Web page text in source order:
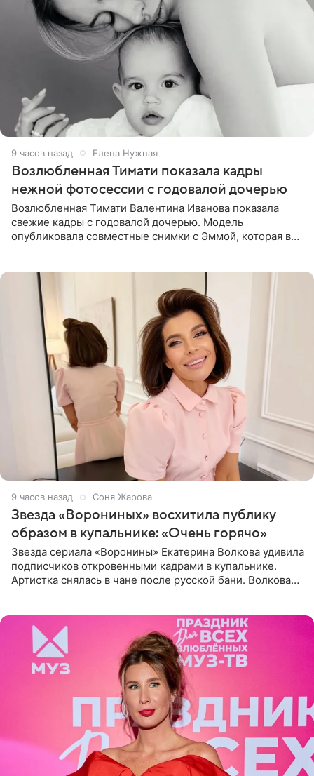
9 часов назад Елена Нужная
Возлюбленная Тимати показала кадры
нежной фотосессии с годовалой дочерью
Возлюбленная Тимати Валентина Иванова показала
свежие кадры с годовалой дочерью. Модель
опубликовала совместные снимки с Эммой, которая в
9 часов назад Соня Жарова
Звезда «Ворониных» восхитила публику
образом в купальнике: «Очень горячо»
Звезда сериала «Воронины» Екатерина Волкова удивила
подписчиков откровенными кадрами в купальнике.
Артистка снялась в чане после русской бани. Волкова